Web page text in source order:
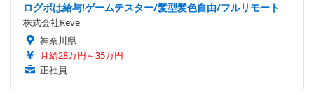
ログボは給与!ゲームテスター/髪型髪色自由/フルリモート
株式会社Reve
神奈川県
月給28万円～35万円
正社員